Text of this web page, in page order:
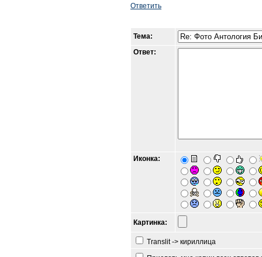
Ответить
Тема:
Ответ:
Иконка:
Картинка:
Translit -> кириллица